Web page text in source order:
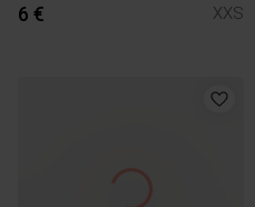
6 € XXS